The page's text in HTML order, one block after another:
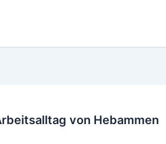
von Hebammen